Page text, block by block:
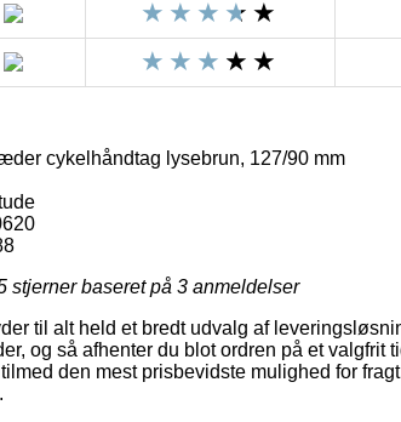
cykelhåndtag lysebrun, 127/90 mm
stjerner baseret på 3 anmeldelser
til alt held et bredt udvalg af
og så afhenter du blot ordren på et valgfrit
den mest prisbevidste mulighed for